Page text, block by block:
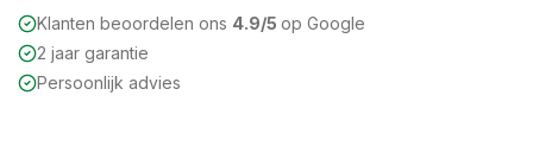
Klanten beoordelen ons 4.9/5 op Google
2 jaar garantie
Persoonlijk advies